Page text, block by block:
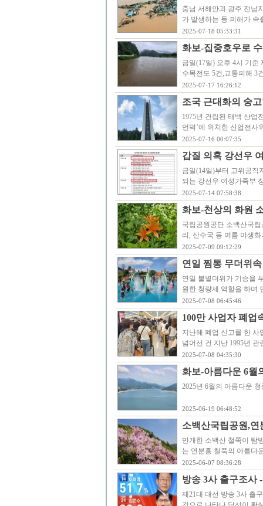
충남 서해안과 광주 전남
가 발생하는 등 피해가
2025-07-18 05:33:31
화보-집중호우로
금일(17일) 오후 4시 기준
수목전도 5건,교통피해 3
2025-07-17 16:26:12
조국 근대화의 숭
1975년 건립된 태백 산업
언덕’에 위치한 산업전사
2025-07-16 00:07:35
갑질 의혹 강선우
금일(14일)부터 고위공직
되는 강선우 여성가족부
2025-07-14 07:58:38
화보-천상의 화원
국립공원공단 소백산국
리, 산수국 등 여름 야생
2025-07-09 09:12:29
연일 찜통 무더위
연일 불볕더위가 기승을
원한 청량제 역할을 하며
2025-07-08 06:45:46
100만 사업자 폐
지난해 폐업 신고를 한 사
넘어선 건 지난 1995년
2025-07-08 04:35:30
화보-아름다운 6월
2025년 6월의 아름다운
2025-06-19 06:48:52
소백산국립공원,연
만개한 소백산 철쭉이 탐
는 연분홍 철쭉의 아름다
2025-06-07 08:36:28
방송 3사 출구조사
제21대 대선 방송 3사 출